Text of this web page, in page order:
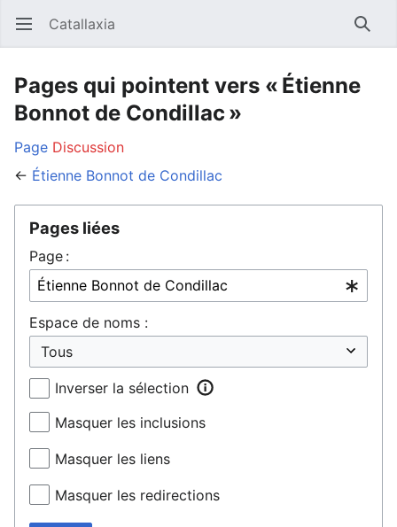
Ouvrir le menu principal Catallaxia
Pages qui pointent vers « Étienne
Bonnot de Condillac »
Page Discussion
← Étienne Bonnot de Condillac
Pages liées
Page :
Espace de noms :
Inverser la sélection
Masquer les inclusions
Masquer les liens
Masquer les redirections